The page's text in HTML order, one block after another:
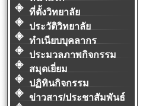
ที่ตั้งวิทยาลัย
ประวัติวิทยาลัย
ทำเนียบบุคลากร
ประมวลภาพกิจกรรม
สมุดเยี่ยม
ปฏิทินกิจกรรม
ข่าวสาร/ประชาสัมพันธ์